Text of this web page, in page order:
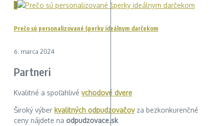
3
Prečo sú personalizované šperky ideálnym darčekom
6. marca 2024
Partneri
Kvalitné a spoľahlivé vchodové dvere
Široký výber kvalitných odpudzovačovza bezkonkurenčné
ceny nájdete na odpudzovace.sk